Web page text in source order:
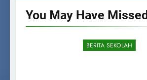
You May Have Missed
BERITA SEKOLAH